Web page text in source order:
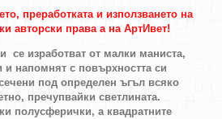
преработката и използването на
авторски права а на АртИвет!
се изработват от малки маниста,
и напомнят с повърхността си
под определен ъгъл всяко
пречупвайки светлината.
полусферички, а квадратните